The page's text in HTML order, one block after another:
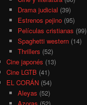
Drama judicial (39)
Estrenos pejino(95)
Películas cristianas (99)
Spaghetti western(14)
Thrillers (52)
Cine japonés (13)
Cine LGTB (41)
EL CORÁN (54)
Aleyas (52)